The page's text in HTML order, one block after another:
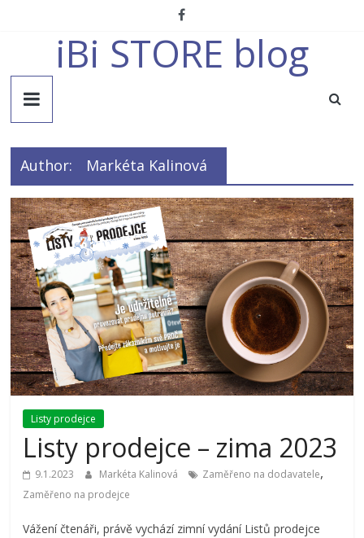
iBi STORE blog
Author: Markéta Kalinová
Listy prodejce
Listy prodejce – zima 2023
9.1.2023 Markéta Kalinová Zaměřeno na dodavatele,
Zaměřeno na prodejce
Vážení čtenáři, právě vychází zimní vydání Listů prodejce